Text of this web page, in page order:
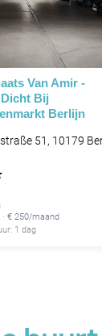
Van Amir -
Bij
Berlijn
51, 10179
€ 250/maand
1 dag